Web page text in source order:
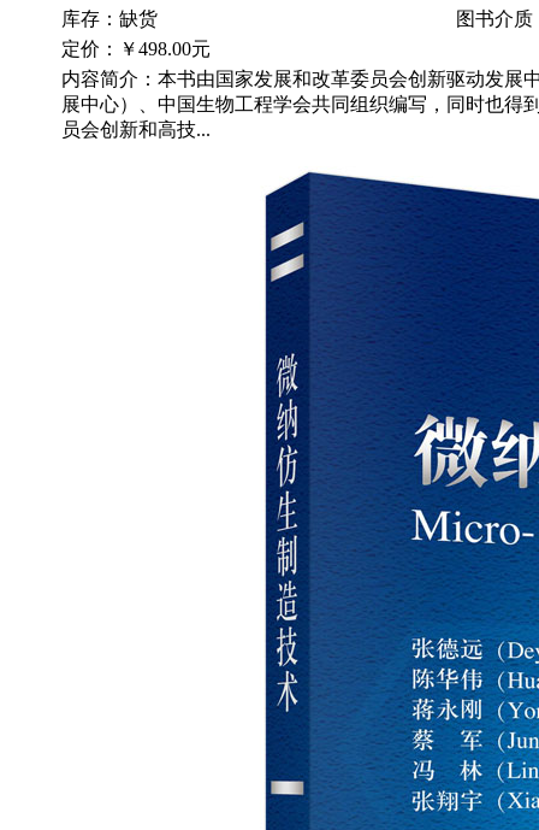
库存：缺货
图书介质
定价：
￥498.00元
内容简介：本书由国家发展和改革委员会创新驱动发展
展中心）、中国生物工程学会共同组织编写，同时也得
员会创新和高技...